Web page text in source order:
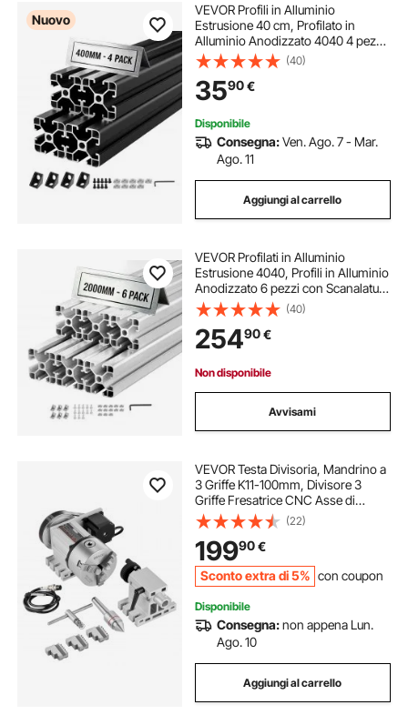
Nuovo
VEVOR Profili in Alluminio
Estrusione 40 cm, Profilato in
Alluminio Anodizzato 4040 4 pezzi
con Scanalatura a T Normativa
Europea, Profilo Estruso 4040 per
Stampante 3D Macchina CNC Fai
da te
(40)
3590€
Disponibile
Consegna:Ven. Ago. 7 - Mar.
Ago. 11
Aggiungi al carrello
VEVOR Profilati in Alluminio
Estrusione 4040, Profili in Alluminio
Anodizzato 6 pezzi con Scanalatura
a T Normativa Europea Binario 2 m
per Macchina Incisione CNC
Stampante 3D, Banco da Lavoro
(40)
25490€
Non disponibile
Avvisami
VEVOR Testa Divisoria, Mandrino a
3 Griffe K11-100mm, Divisore 3
Griffe Fresatrice CNC Asse di
Rotazione 4° Asse Testa
Indicizzatrice, Altezza Centrale
65mm Contropunta MT2 Rapporto
Trasmissione 6:1
(22)
19990€
Sconto extra di 5% con coupon
Disponibile
Consegna:non appena Lun.
Ago. 10
Aggiungi al carrello